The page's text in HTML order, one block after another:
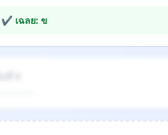
✔ เฉลย: ข